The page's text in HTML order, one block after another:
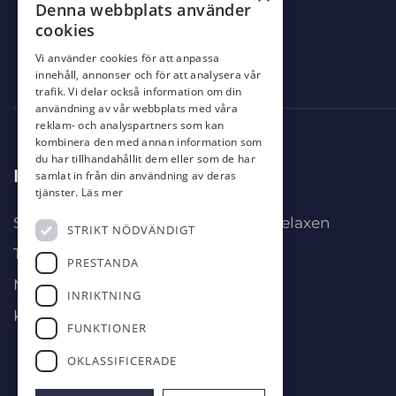
Information
Spela
Golfpaket & relaxen
Träna
Mat & Dryck
Klubben
Denna webbplats använder
cookies
Vi använder cookies för att anpassa
innehåll, annonser och för att analysera vår
trafik. Vi delar också information om din
användning av vår webbplats med våra
reklam- och analyspartners som kan
kombinera den med annan information som
du har tillhandahållit dem eller som de har
samlat in från din användning av deras
tjänster. Läs mer
STRIKT NÖDVÄNDIGT
PRESTANDA
INRIKTNING
FUNKTIONER
OKLASSIFICERADE